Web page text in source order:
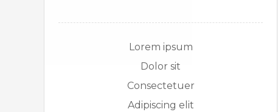
Lorem ipsum
Dolor sit
Consectetuer
Adipiscing elit